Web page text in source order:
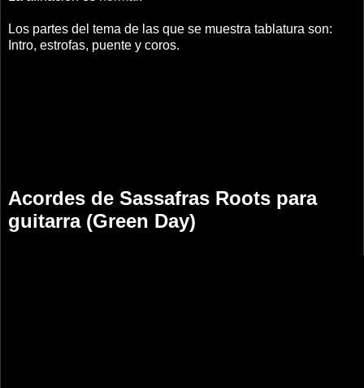
Los partes del tema de las que se muestra tablatura son:
Intro, estrofas, puente y coros.
Acordes de Sassafras Roots para
guitarra (Green Day)